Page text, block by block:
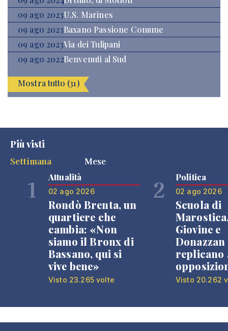
09 ago 2023U.S. Marines
09 ago 2023Baxano Passione Comune
09 ago 2023Via dei Tulipani
09 ago 2022Benvenuti al Sud
Mostra tutto (31)
Più visti
Settimana
Mese
1 Attualità
02 ago 2026
Rondò Brenta, un
quartiere che
cambia: «Non
siamo il Bronx di
Bassano, qui si
vive bene»
Visto 23.265 volte
2 Politica
02 ago 2026
Scuola di
Giovine e
Donazzan
replicano
Visto 20.262